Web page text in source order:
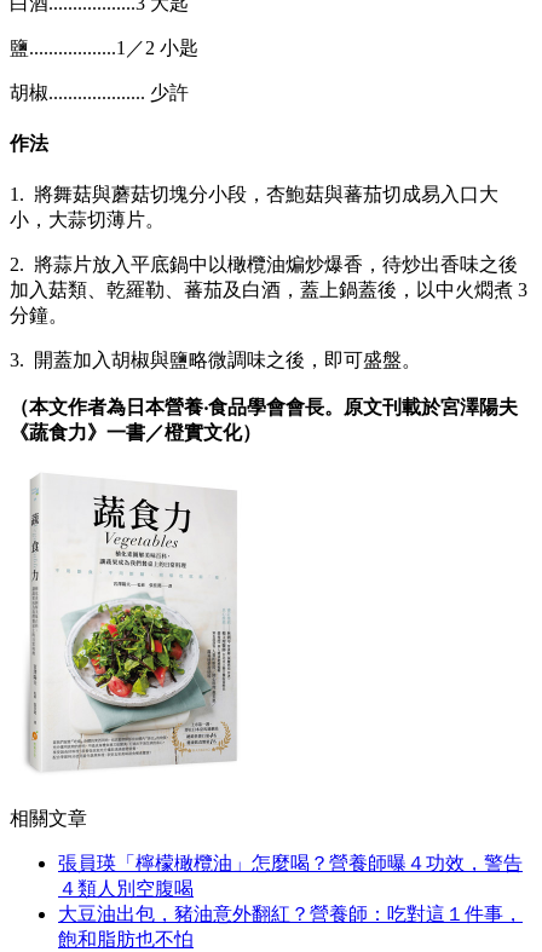
鹽..................1／2 小匙
胡椒.................... 少許
作法
1. 將舞菇與蘑菇切塊分小段，杏鮑菇與蕃茄切成易入口大
小，大蒜切薄片。
2. 將蒜片放入平底鍋中以橄欖油煸炒爆香，待炒出香味之後
加入菇類、乾羅勒、蕃茄及白酒，蓋上鍋蓋後，以中火燜煮 3
分鐘。
3. 開蓋加入胡椒與鹽略微調味之後，即可盛盤。
（本文作者為日本營養‧食品學會會長。原文刊載於宮澤陽夫
《蔬食力》一書／橙實文化）
相關文章
張員瑛「檸檬橄欖油」怎麼喝？營養師曝４功效，警告
４類人別空腹喝
大豆油出包，豬油意外翻紅？營養師：吃對這１件事，
飽和脂肪也不怕